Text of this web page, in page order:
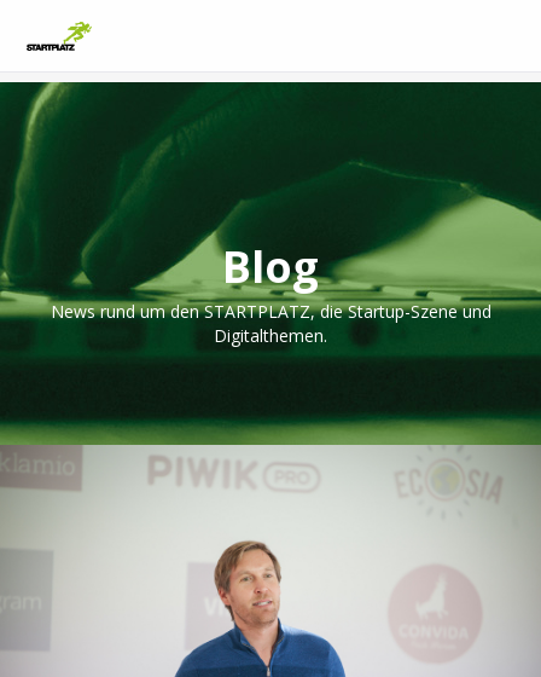
Blog
News rund um den STARTPLATZ, die Startup-Szene und
Digitalthemen.